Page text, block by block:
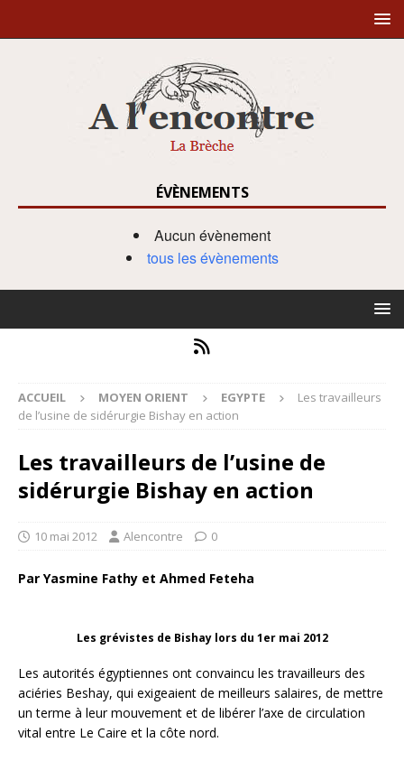
ÉVÈNEMENTS
Aucun évènement
tous les évènements
ACCUEIL MOYEN ORIENT EGYPTE
Les travailleurs
de l’usine de sidérurgie Bishay en action
Les travailleurs de l’usine de
sidérurgie Bishay en action
10 mai 2012 Alencontre 0
Par Yasmine Fathy et Ahmed Feteha
Les grévistes de Bishay lors du 1er mai 2012
Les autorités égyptiennes ont convaincu les travailleurs des
aciéries Beshay, qui exigeaient de meilleurs salaires, de mettre
un terme à leur mouvement et de libérer l’axe de circulation
vital entre Le Caire et la côte nord.